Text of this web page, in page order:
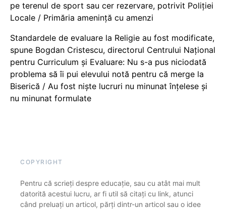
pe terenul de sport sau cer rezervare, potrivit Poliției
Locale / Primăria amenință cu amenzi
Standardele de evaluare la Religie au fost modificate,
spune Bogdan Cristescu, directorul Centrului Național
pentru Curriculum și Evaluare: Nu s-a pus niciodată
problema să îi pui elevului notă pentru că merge la
Biserică / Au fost niște lucruri nu minunat înțelese și
nu minunat formulate
COPYRIGHT
Pentru că scrieți despre educație, sau cu atât mai mult
datorită acestui lucru, ar fi util să citați cu link, atunci
când preluați un articol, părți dintr-un articol sau o idee